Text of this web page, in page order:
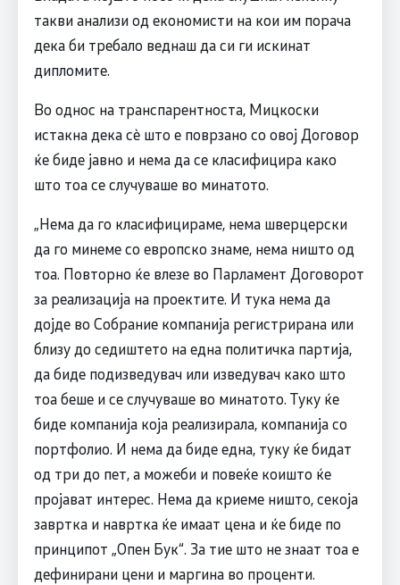
такви анализи од економисти на кои им порача
дека би требало веднаш да си ги искинат
дипломите.
Во однос на транспарентноста, Мицкоски
истакна дека сѐ што е поврзано со овој Договор
ќе биде јавно и нема да се класифицира како
што тоа се случуваше во минатото.
„Нема да го класифицираме, нема шверцерски
да го минеме со европско знаме, нема ништо од
тоа. Повторно ќе влезе во Парламент Договорот
за реализација на проектите. И тука нема да
дојде во Собрание компанија регистрирана или
близу до седиштето на една политичка партија,
да биде подизведувач или изведувач како што
тоа беше и се случуваше во минатото. Туку ќе
биде компанија која реализирала, компанија со
портфолио. И нема да биде една, туку ќе бидат
од три до пет, а можеби и повеќе коишто ќе
пројават интерес. Нема да криеме ништо, секоја
завртка и навртка ќе имаат цена и ќе биде по
принципот „Опен Бук“. За тие што не знаат тоа е
дефинирани цени и маргина во проценти.